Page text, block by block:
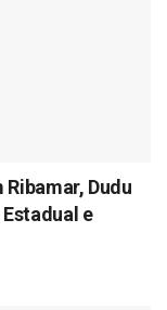
Dudu
e